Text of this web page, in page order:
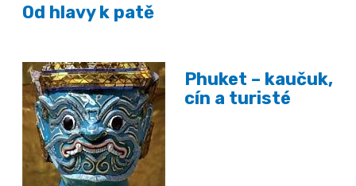
Od hlavy k patě
Phuket – kaučuk,
cín a turisté